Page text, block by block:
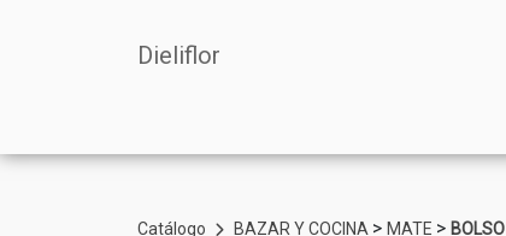
Dieliflor
Catálogo BAZAR Y COCINA > MATE > BOLSO